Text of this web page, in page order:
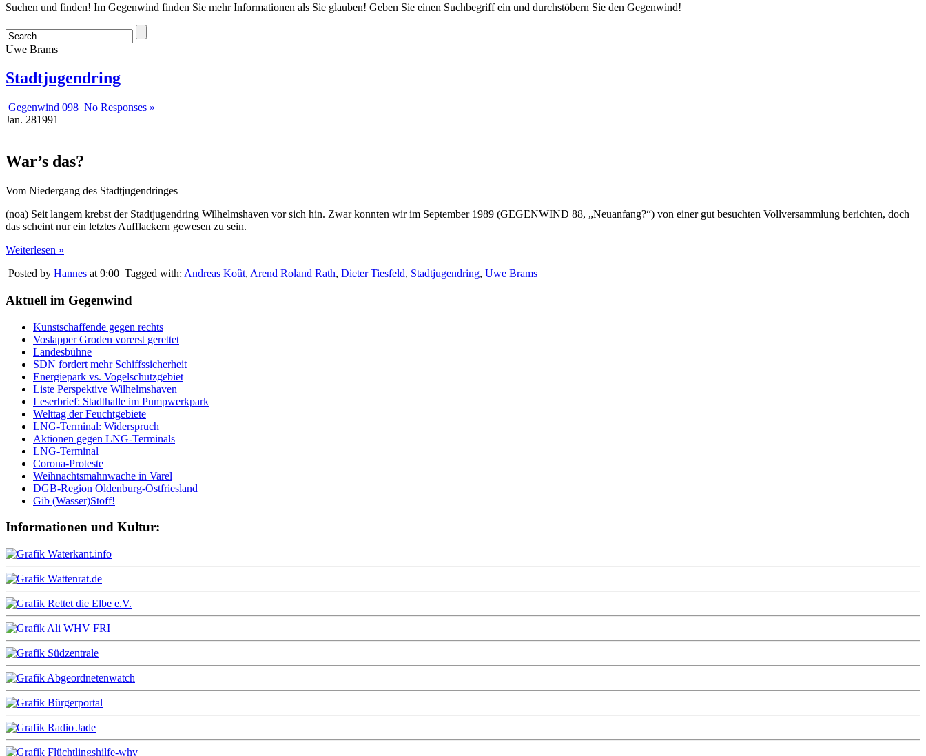
Startseite
Suchen und finden! Im Gegenwind finden Sie mehr Informationen als Sie glauben! Geben Sie einen Suchbegriff ein und durchstöbern Sie den Gegenwind!
Uwe Brams
Stadtjugendring
Gegenwind 098 No Responses »
Jan. 281991
War’s das?
Vom Niedergang des Stadtjugendringes
(noa) Seit langem krebst der Stadtjugendring Wilhelmshaven vor sich hin. Zwar konnten wir im September 1989 (GEGENWIND 88, „Neuanfang?“) von einer gut besuchten Vollversammlung berichten, doch
das scheint nur ein letztes Aufflackern gewesen zu sein.
Weiterlesen »
Posted by Hannes at 9:00 Tagged with: Andreas Koût, Arend Roland Rath, Dieter Tiesfeld, Stadtjugendring, Uwe Brams
Aktuell im Gegenwind
Kunstschaffende gegen rechts
Voslapper Groden vorerst gerettet
Landesbühne
SDN fordert mehr Schiffssicherheit
Energiepark vs. Vogelschutzgebiet
Liste Perspektive Wilhelmshaven
Leserbrief: Stadthalle im Pumpwerkpark
Welttag der Feuchtgebiete
LNG-Terminal: Widerspruch
Aktionen gegen LNG-Terminals
LNG-Terminal
Corona-Proteste
Weihnachtsmahnwache in Varel
DGB-Region Oldenburg-Ostfriesland
Gib (Wasser)Stoff!
Informationen und Kultur: